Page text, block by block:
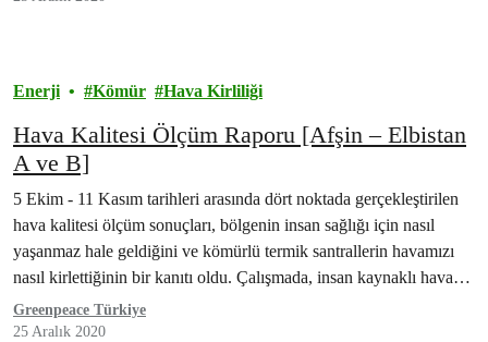
Enerji Kömür Hava Kirliliği
Hava Kalitesi Ölçüm Raporu [Afşin – Elbistan
A ve B]
5 Ekim - 11 Kasım tarihleri arasında dört noktada gerçekleştirilen
hava kalitesi ölçüm sonuçları, bölgenin insan sağlığı için nasıl
yaşanmaz hale geldiğini ve kömürlü termik santrallerin havamızı
nasıl kirlettiğinin bir kanıtı oldu. Çalışmada, insan kaynaklı hava
kirliliğinin en büyük nedenlerinden olan partikül madde 10
(PM10), partikül madde 2,5 (PM2,5) ile SO2 ve NO2 yoğunlukları
Greenpeace Türkiye
25 Aralık 2020